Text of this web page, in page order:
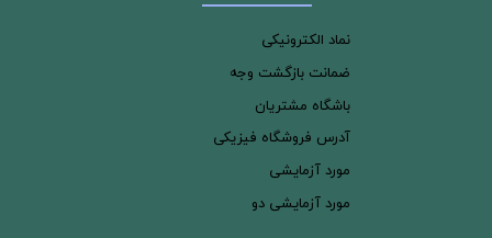
نماد الکترونیکی
ضمانت بازگشت وجه
باشگاه مشتریان
آدرس فروشگاه فیزیکی
مورد آزمایشی
مورد آزمایشی دو